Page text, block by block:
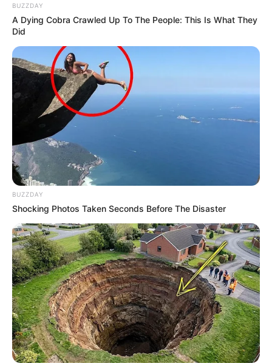
2026 Joint Wellness Assessment Is Now Available
JOINT CARE
แนะนำ
ดูดวง
ดูเพิ่มเติม
ดูดวง
BUZZDAY
A Dying Cobra Crawled Up To The People: This Is What They
Did
BUZZDAY
Shocking Photos Taken Seconds Before The Disaster